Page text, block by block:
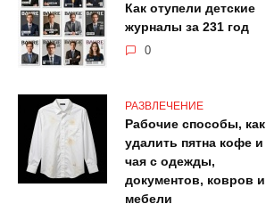
Как отупели детские
журналы за 231 год
0
РАЗВЛЕЧЕНИЕ
Рабочие способы, как
удалить пятна кофе и
чая с одежды,
документов, ковров и
мебели